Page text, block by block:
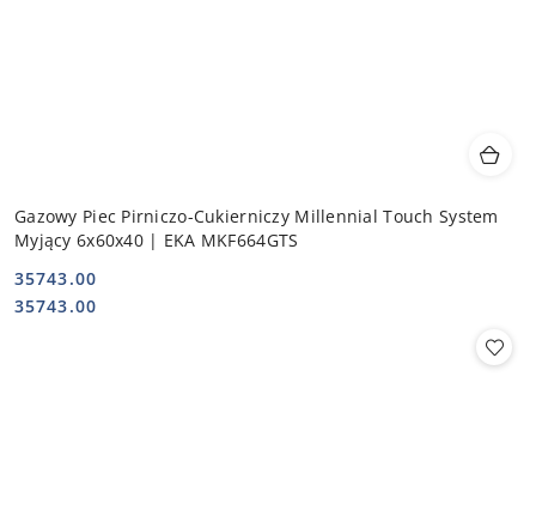
Gazowy Piec Pirniczo-Cukierniczy Millennial Touch System
Myjący 6x60x40 | EKA MKF664GTS
Cena:
35743.00
Cena:
35743.00